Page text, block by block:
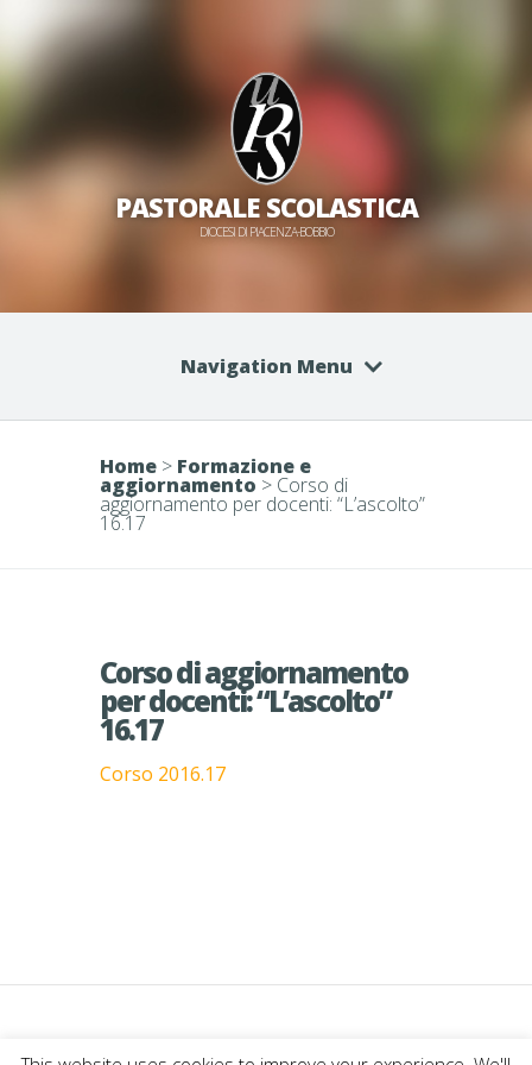
PASTORALE SCOLASTICA
DIOCESI DI PIACENZA-BOBBIO
Navigation Menu
Home > Formazione e
aggiornamento > Corso di
aggiornamento per docenti: “L’ascolto”
16.17
Corso di aggiornamento
per docenti: “L’ascolto”
16.17
Corso 2016.17